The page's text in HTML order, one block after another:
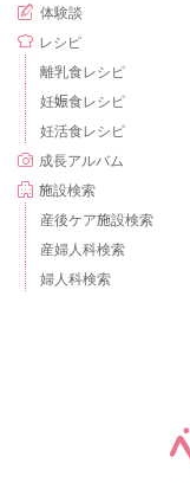
体験談
レシピ
離乳食レシピ
妊娠食レシピ
妊活食レシピ
成長アルバム
施設検索
産後ケア施設検索
産婦人科検索
婦人科検索